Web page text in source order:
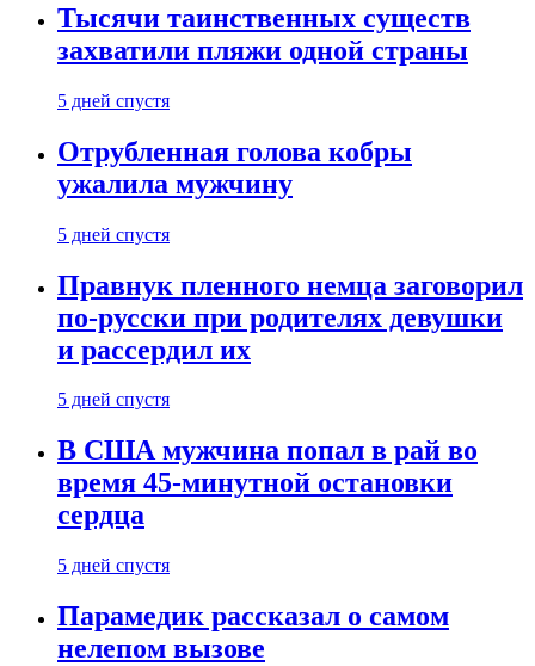
Тысячи таинственных существ
захватили пляжи одной страны
5 дней спустя
Отрубленная голова кобры
ужалила мужчину
5 дней спустя
Правнук пленного немца заговорил
по-русски при родителях девушки
и рассердил их
5 дней спустя
В США мужчина попал в рай во
время 45-минутной остановки
сердца
5 дней спустя
Парамедик рассказал о самом
нелепом вызове